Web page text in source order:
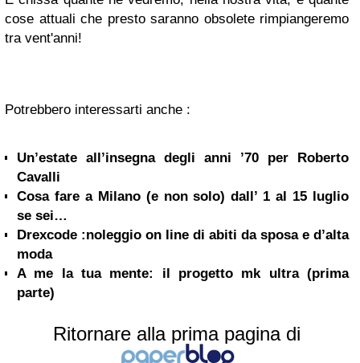
cose attuali che presto saranno obsolete rimpiangeremo
tra vent'anni!
Potrebbero interessarti anche :
Un’estate all’insegna degli anni ’70 per Roberto
Cavalli
Cosa fare a Milano (e non solo) dall’ 1 al 15 luglio
se sei…
Drexcode :noleggio on line di abiti da sposa e d’alta
moda
A me la tua mente: il progetto mk ultra (prima
parte)
Ritornare alla prima pagina di